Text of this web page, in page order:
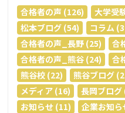
合格者の声 (126) 大学受
松本ブログ (54)
コラム
合格者の声_長野 (25)
合
合格者の声_熊谷 (24)
合
熊谷校 (22)
熊谷ブログ
メディア (16)
長岡ブログ
お知らせ (11)
企業お知